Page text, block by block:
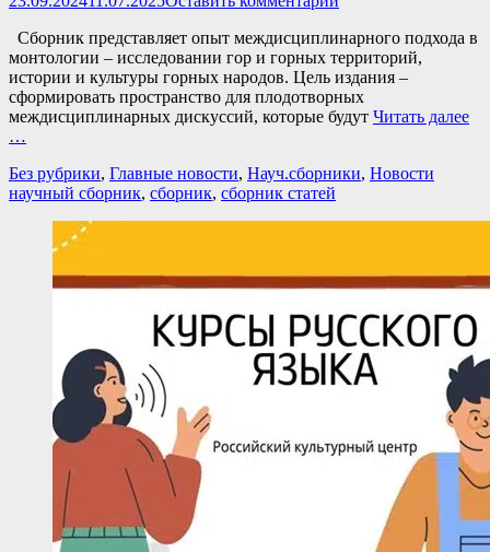
Сборник представляет опыт междисциплинарного подхода в
монтологии – исследовании гор и горных территорий,
истории и культуры горных народов. Цель издания –
сформировать пространство для плодотворных
междисциплинарных дискуссий, которые будут Читать далее
…
Категории
Без рубрики, Главные новости, Науч.сборники, Новости
научный сборник, сборник, сборник статей